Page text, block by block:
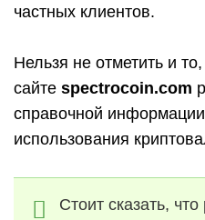
частных клиентов.
Нельзя не отметить и
сайте spectrocoin.com
справочной
использования
Стоит сказать,